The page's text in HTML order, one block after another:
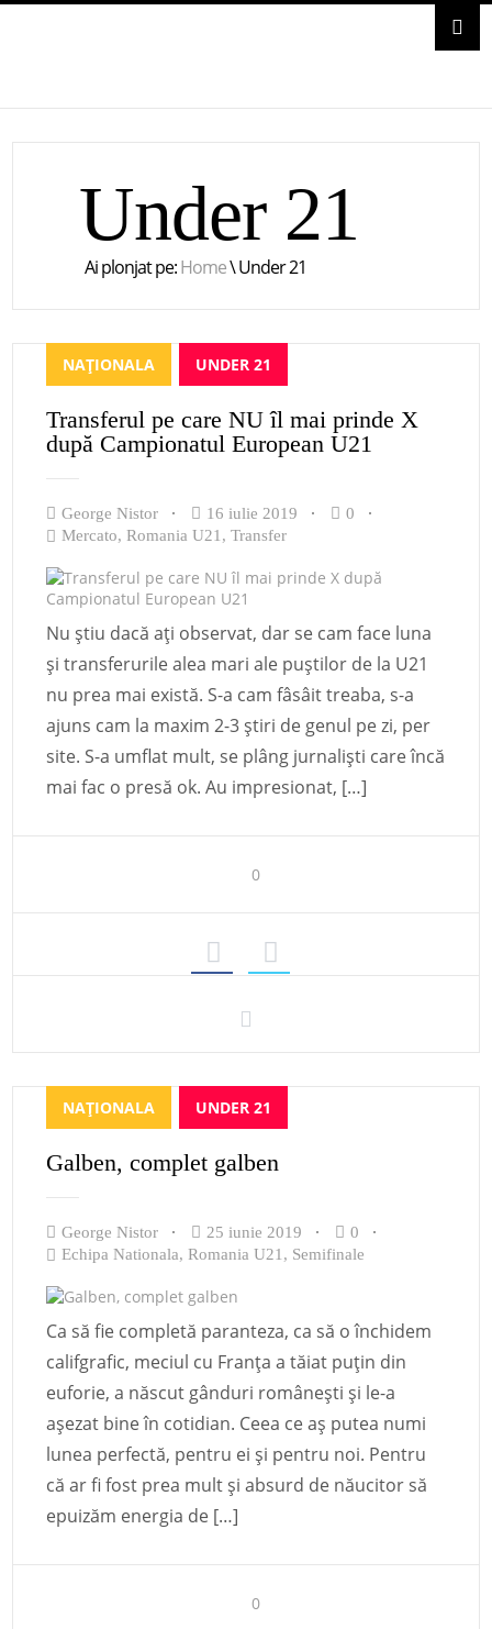
Under 21
Ai plonjat pe:Home\Under 21
NAȚIONALA UNDER 21
Transferul pe care NU îl mai prinde X
după Campionatul European U21
George Nistor 16 iulie 2019
0
Mercato,Romania U21 ,Transfer
Nu știu dacă ați observat, dar se cam face luna
și transferurile alea mari ale puștilor de la U21
nu prea mai există. S-a cam fâsâit treaba, s-a
ajuns cam la maxim 2-3 știri de genul pe zi, per
site. S-a umflat mult, se plâng jurnaliști care încă
mai fac o presă ok. Au impresionat, […]
0
NAȚIONALA UNDER 21
Galben, complet galben
George Nistor 25 iunie 2019
0
Echipa Nationala,Romania U21 , Semifinale
Ca să fie completă paranteza, ca să o închidem
califgrafic, meciul cu Franța a tăiat puțin din
euforie, a născut gânduri românești și le-a
așezat bine în cotidian. Ceea ce aș putea numi
lunea perfectă, pentru ei și pentru noi. Pentru
că ar fi fost prea mult și absurd de năucitor să
epuizăm energia de […]
0